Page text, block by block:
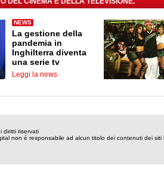
NEWS
La gestione della
pandemia in
Inghilterra diventa
una serie tv
Leggi la news
diritti riservati
non è responsabile ad alcun titolo dei contenuti dei siti